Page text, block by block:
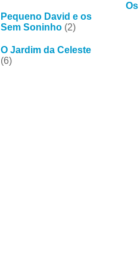
Pequeno David e os
Sem Soninho (2)
O Jardim da Celeste
(6)